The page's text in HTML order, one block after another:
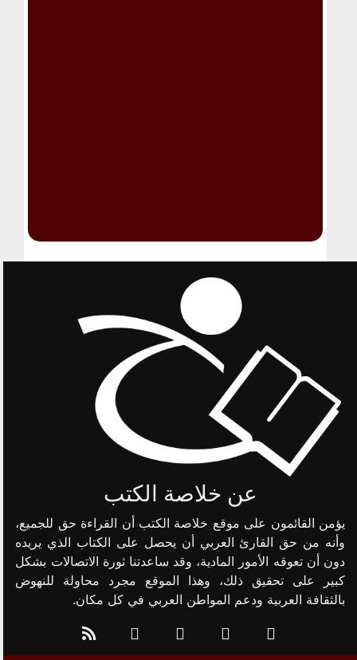
عن خلاصة الكتب
يؤمن القائمون على موقع خلاصة الكتب أن القراءة حق للجميع،
وأنه من حق القارئ العربي أن يحصل على الكتاب الذي يريده
دون أن تعوقه الأمور المادية، وقد ساعدتنا ثورة الاتصالات بشكل
كبير على تحقيق ذلك، وهذا الموقع مجرد محاولة للنهوض
بالثقافة العربية ودعم المواطن العربي في كل مكان.